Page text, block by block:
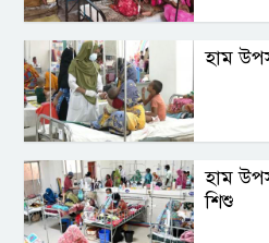
হাম
হাম
শিশু